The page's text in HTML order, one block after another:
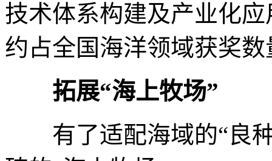
技术体系构建及产业化
约占全国海洋领域获奖数
拓展“海上牧场”
有了适配海域的“良种